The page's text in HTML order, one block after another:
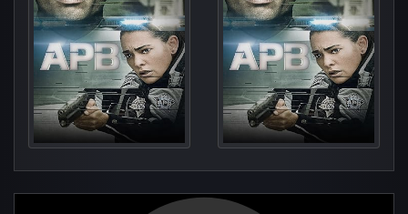
Har Strange Bed